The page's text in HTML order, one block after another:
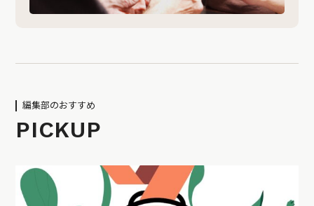
編集部のおすすめ
PICKUP